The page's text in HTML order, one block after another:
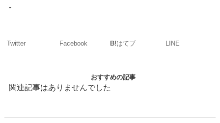
-
Twitter Facebook B!はてブ LINE
おすすめの記事
関連記事はありませんでした